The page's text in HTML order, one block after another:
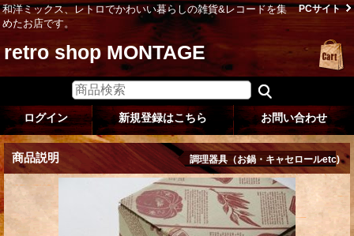
和洋ミックス、レトロでかわいい暮らしの雑貨&レコードを集
めたお店です。
PCサイト
retro shop MONTAGE
ログイン 新規登録はこちら お問い合わせ
商品説明 調理器具（お鍋・キャセロールetc)